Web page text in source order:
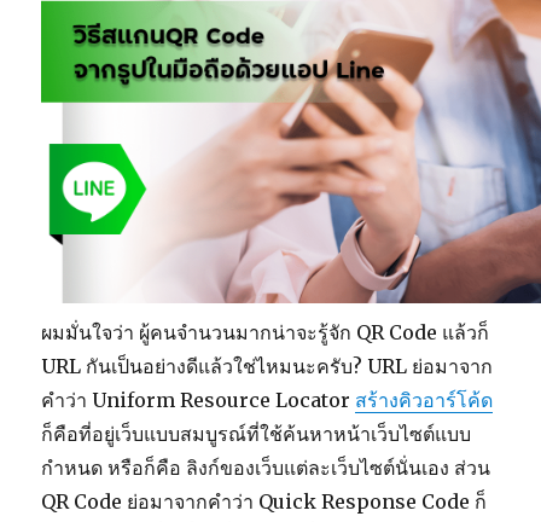
ผมมั่นใจว่า ผู้คนจำนวนมากน่าจะรู้จัก QR Code แล้วก็
URL กันเป็นอย่างดีแล้วใช่ไหมนะครับ? URL ย่อมาจาก
คำว่า Uniform Resource Locator สร้างคิวอาร์โค้ด
ก็คือที่อยู่เว็บแบบสมบูรณ์ที่ใช้ค้นหาหน้าเว็บไซต์แบบ
กำหนด หรือก็คือ ลิงก์ของเว็บแต่ละเว็บไซต์นั่นเอง ส่วน
QR Code ย่อมาจากคำว่า Quick Response Code ก็